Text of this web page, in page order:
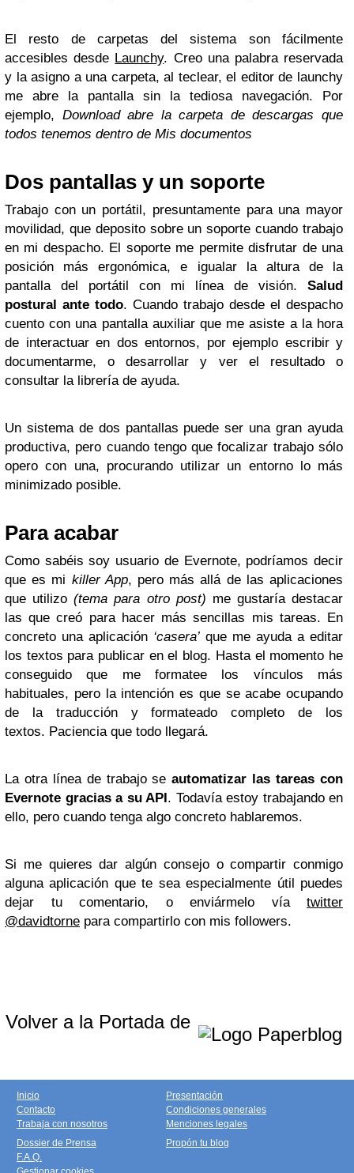
El resto de carpetas del sistema son fácilmente
accesibles desde Launchy. Creo una palabra reservada
y la asigno a una carpeta, al teclear, el editor de launchy
me abre la pantalla sin la tediosa navegación. Por
ejemplo, Download abre la carpeta de descargas que
todos tenemos dentro de Mis documentos
Dos pantallas y un soporte
Trabajo con un portátil, presuntamente para una mayor
movilidad, que deposito sobre un soporte cuando trabajo
en mi despacho. El soporte me permite disfrutar de una
posición más ergonómica, e igualar la altura de la
pantalla del portátil con mi línea de visión. Salud
postural ante todo. Cuando trabajo desde el despacho
cuento con una pantalla auxiliar que me asiste a la hora
de interactuar en dos entornos, por ejemplo escribir y
documentarme, o desarrollar y ver el resultado o
consultar la librería de ayuda.
Un sistema de dos pantallas puede ser una gran ayuda
productiva, pero cuando tengo que focalizar trabajo sólo
opero con una, procurando utilizar un entorno lo más
minimizado posible.
Para acabar
Como sabéis soy usuario de Evernote, podríamos decir
que es mi killer App, pero más allá de las aplicaciones
que utilizo(tema para otro post) me gustaría destacar
las que creó para hacer más sencillas mis tareas. En
concreto una aplicación ‘casera’ que me ayuda a editar
los textos para publicar en el blog. Hasta el momento he
conseguido que me formatee los vínculos más
habituales, pero la intención es que se acabe ocupando
de la traducción y formateado completo de los
textos. Paciencia que todo llegará.
La otra línea de trabajo seautomatizar las tareas con
Evernote gracias a su API. Todavía estoy trabajando en
ello, pero cuando tenga algo concreto hablaremos.
Si me quieres dar algún consejo o compartir conmigo
alguna aplicación que te sea especialmente útil puedes
dejar tu comentario, o enviármelo vía twitter
@davidtorne para compartirlo con mis followers.
Volver a la Portada de
Inicio
Contacto
Trabaja con nosotros
Presentación
Condiciones generales
Menciones legales
Dossier de Prensa
F.A.Q.
Propón tu blog